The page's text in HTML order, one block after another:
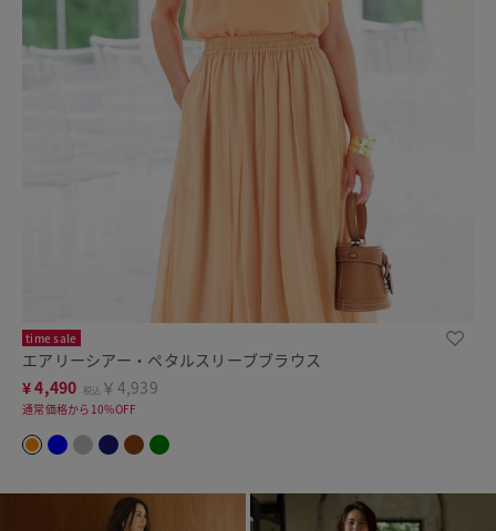
time sale
エアリーシアー・ペタルスリーブブラウス
¥4,490 税込 ￥4,939
通常価格から10%OFF